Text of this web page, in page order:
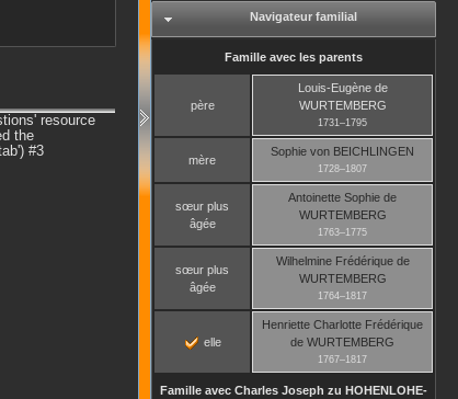
resource
the
#3
Navigateur familial
Famille avec les parents
père
Louis-Eugènede
WURTEMBERG
1731–1795
mère
Sophie von BEICHLINGEN
1728–1807
sœur plus
âgée
Antoinette Sophie de
WURTEMBERG
1763–1775
sœur plus
âgée
Wilhelmine Frédériquede
WURTEMBERG
1764–1817
elle
Henriette Charlotte Frédérique
de WURTEMBERG
1767–1817
Famille avec Charles Joseph zu HOHENLOHE-